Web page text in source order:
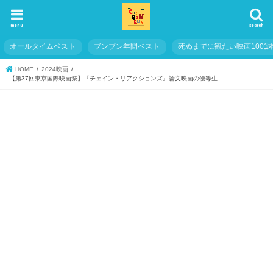
search
menu
オールタイムベスト ブンブン年間ベスト 死ぬまでに観たい映画1001
HOME
2024映画
【第37回東京国際映画祭】『チェイン・リアクションズ』論文映画の優等生